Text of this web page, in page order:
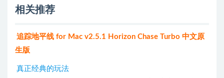
相关推荐
追踪地平线 for Mac v2.5.1 Horizon Chase Turbo 中文原
生版
真正经典的玩法